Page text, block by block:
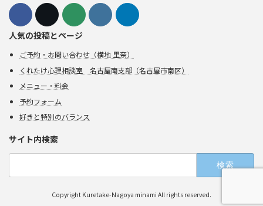
人気の投稿とページ
ご予約・お問い合わせ（横地 里奈）
くれたけ心理相談室 名古屋南支部（名古屋市南区）
メニュー・料金
予約フォーム
好きと特別のバランス
サイト内検索
検
Copyright Kuretake-Nagoya minami All rights reserved.